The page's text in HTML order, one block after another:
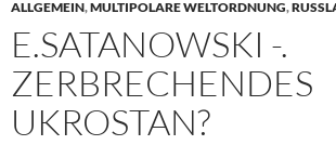
ALLGEMEIN,MULTIPOLARE WELTORDNUNG,
E.SATANOWSKI -.
ZERBRECHENDES
UKROSTAN?